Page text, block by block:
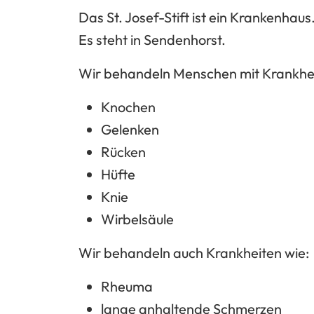
Das St. Josef-Stift ist ein Krankenhaus.
Es steht in Sendenhorst.
Wir behandeln Menschen mit
Knochen
Gelenken
Rücken
Hüfte
Knie
Wirbelsäule
Wir behandeln auch Krankheiten wie:
Rheuma
lange anhaltende Schmerzen